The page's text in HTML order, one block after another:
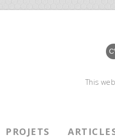
This
PROJETS